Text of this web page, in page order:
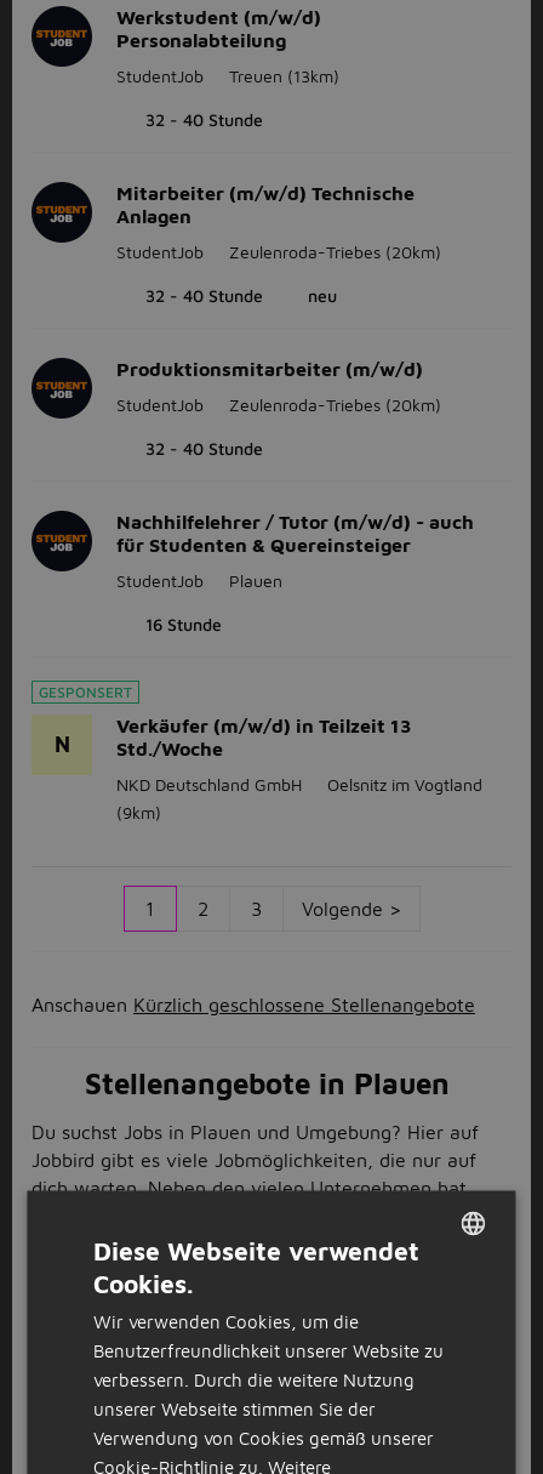
Werkstudent (m/w/d)
Personalabteilung
StudentJob Treuen (13km)
32 - 40 Stunde
Mitarbeiter (m/w/d) Technische
Anlagen
StudentJob Zeulenroda-Triebes (20km)
32 - 40 Stunde neu
Produktionsmitarbeiter (m/w/d)
StudentJob Zeulenroda-Triebes (20km)
32 - 40 Stunde
Nachhilfelehrer / Tutor (m/w/d) - auch
für Studenten & Quereinsteiger
StudentJob Plauen
16 Stunde
GESPONSERT
N
Verkäufer (m/w/d) in Teilzeit 13
Std./Woche
NKD Deutschland GmbH
Oelsnitz im Vogtland
(9km)
1 2 3 Volgende >
Anschauen Kürzlich geschlossene Stellenangebote
Stellenangebote in Plauen
Du suchst Jobs in Plauen und Umgebung? Hier auf
Jobbird gibt es viele Jobmöglichkeiten, die nur auf
dich warten. Neben den vielen Unternehmen hat
bieten. Die Elstertalbrücke und die Friedensbrücke
sind schöne Orte an denen du nach der Arbeit deinen
Feierabend genießen kannst. Aber auch die Altstadt
bietet dir viele schöne Stellen an denen du deinen
Feierabend ausklingen lassen kannst. Jetzt bist du
neugierig geworden? Dann scrolle durch die
Stellenangebote in Plauen und bewirb dich am besten
noch heute auf deinen nächsten Traumjob.
Diese Webseite verwendet
Cookies.
Wir verwenden Cookies, um die
Benutzerfreundlichkeit unserer Website zu
verbessern. Durch die weitere Nutzung
unserer Webseite stimmen Sie der
Verwendung von Cookies gemäß unserer
Cookie-Richtlinie zu. Weitere